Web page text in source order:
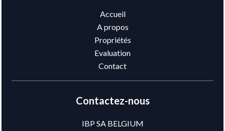
Accueil
A propos
Propriétés
Evaluation
Contact
Contactez-nous
IBP SA BELGIUM